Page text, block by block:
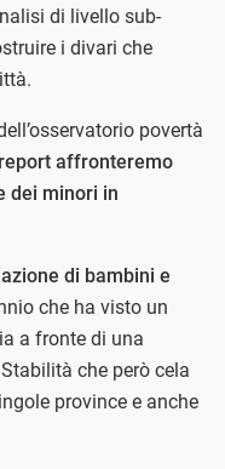
di livello sub-
i divari che
povertà
affronteremo
dei minori in
di bambini e
che ha visto un
a fronte di una
che però cela
province e anche